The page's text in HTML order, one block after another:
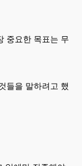
중요한 목표는 무
들을 말하려고 했